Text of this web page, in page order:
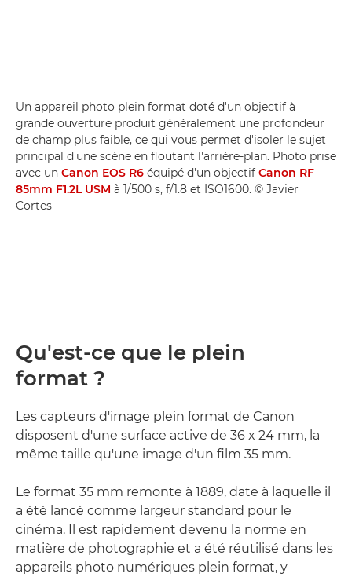
Un appareil photo plein format doté d'un objectif à
grande ouverture produit généralement une profondeur
de champ plus faible, ce qui vous permet d'isoler le sujet
principal d'une scène en floutant l'arrière-plan. Photo prise
avec un Canon EOS R6 équipé d'un objectif Canon RF
85mm F1.2L USM à 1/500 s, f/1.8 et ISO1600. © Javier
Cortes
Qu'est-ce que le plein
format ?
Les capteurs d'image plein format de Canon
disposent d'une surface active de 36 x 24 mm, la
même taille qu'une image d'un film 35 mm.
Le format 35 mm remonte à 1889, date à laquelle il
a été lancé comme largeur standard pour le
cinéma. Il est rapidement devenu la norme en
matière de photographie et a été réutilisé dans les
appareils photo numériques plein format, y